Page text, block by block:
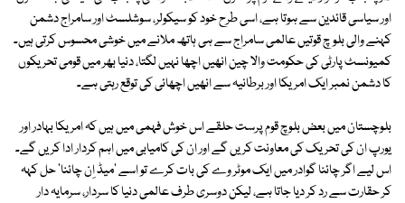
اور سیاسی قائدین سے ہوتا ہے، اسی طرح خود کو سیکولر، سوشلسٹ اور سامراج دشمن
کہنے والی بلو چ قوتیں عالمی سامراج سے ہی ہاتھ ملانے میں خوشی محسوس کرتی ہیں۔
کمیونسٹ پارٹی کی حکومت والا چین انھیں اچھا نہیں لگتا، دنیا بھر میں قومی تحریکوں
کا دشمن نمبر ایک امریکا اور برطانیہ سے انھیں اچھائی کی توقع رہتی ہے۔
بلوچستان میں بعض بلوچ قوم پرست حلقے اس خوش فہمی میں ہیں کہ امریکا بہادر اور
یورپ ان کی تحریک کی معاونت کریں گے اور ان کی کامیابی میں اہم کردار ادا کریں گے۔
اس لیے اگر چائنا گوادر میں ایک موٹر وے کی بات کرے تو اسے 'میڈ اِن چائنا' حل کہہ
کر حقارت سے رد کر دیا جاتا ہے، لیکن دوسری طرف عالمی دنیا کا سردار، سرمایہ دار